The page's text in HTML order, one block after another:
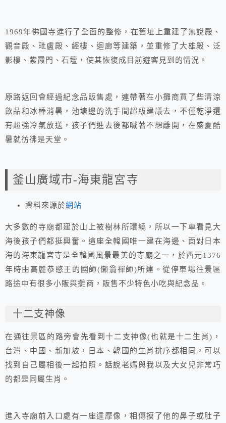
1969年佛國寺進行了全面的整修，在舊址上重建了無說殿、
觀音殿、毗盧殿、經樓、迴廊等建築，並重修了大雄殿、泛
影樓、紫霞門、石壇，使其恢復成目前遊客見到的情況。
原路返回會經過紀念品販售處，連帶著在小攤商買了些清涼
飲品和冰棒消暑，池塘邊的洗手間超級建議去，不僅乾淨還
有超強冷氣放送，孩子們進去後都喊著不想離開，在盛夏酷
暑就彷彿是天堂。
釜山廣域市-海東龍宮寺
資料來源於網站
大多數的寺廟都建於山上被樹林所環繞，所以一下車看見大
海後孩子們都挺興奮。這座全韓國唯一建在海邊、面對日本
海的海東龍宮寺是全韓國風景最美的寺廟之一，於西元1376
年時由高麗恭愍王的國師(懶翁禪師)所建。從停車場往景區
路途中有很多小販與攤商，販售不少特色小吃與紀念品。
十二支神像
在通往景區的路旁會先看到十二支神像(也就是十二生肖)，
台灣、中國、新加坡，日本、韓國的生肖排序都相同，可以
找到自己屬相後一起拍照。話說老媽與我以及大女兒非常巧
的都是同屬生肖。
進入寺廟前入口處有一座達摩像，相傳摸了他的鼻子或肚子